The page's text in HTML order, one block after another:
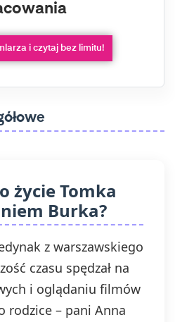
i czytaj bez limitu!
życie Tomka
Burka?
z warszawskiego
czasu spędzał na
i oglądaniu filmów
rodzice – pani Anna